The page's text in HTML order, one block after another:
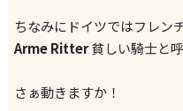
ちなみにドイツではフレン
Arme Ritter貧しい騎士と
さぁ動きますか！